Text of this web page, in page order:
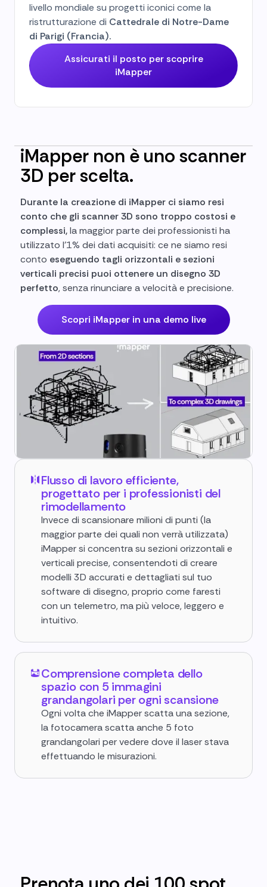
livello mondiale su progetti iconici come la
ristrutturazione di Cattedrale di Notre-Dame
di Parigi (Francia).
Assicurati il posto per scoprire
iMapper
iMapper non è uno scanner
3D per scelta.
Durante la creazione di iMapper ci siamo resi
conto che gli scanner 3D sono troppo costosi e
complessi,la maggior parte dei professionisti ha
utilizzato l'1% dei dati acquisiti: ce ne siamo resi
conto eseguendo tagli orizzontali e sezioni
verticali precisi puoi ottenere un disegno 3D
perfetto, senza rinunciare a velocità e precisione.
Scopri iMapper in una demo live
Flusso di lavoro efficiente,
progettato per i professionisti del
rimodellamento
Invece di scansionare milioni di punti (la
maggior parte dei quali non verrà utilizzata)
iMapper si concentra su sezioni orizzontali e
verticali precise, consentendoti di creare
modelli 3D accurati e dettagliati sul tuo
software di disegno, proprio come faresti
con un telemetro, ma più veloce, leggero e
intuitivo.
Comprensione completa dello
spazio con 5 immagini
grandangolari per ogni scansione
Ogni volta che iMapper scatta una sezione,
la fotocamera scatta anche 5 foto
grandangolari per vedere dove il laser stava
effettuando le misurazioni.